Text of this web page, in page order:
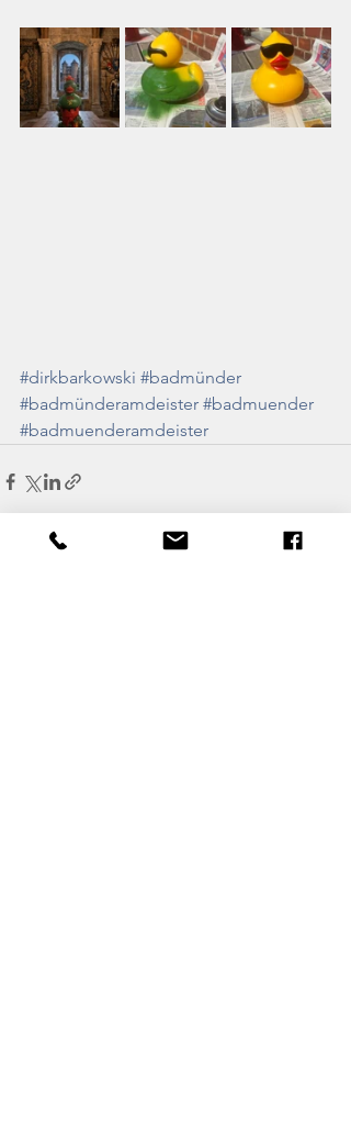
#dirkbarkowski #badmünder
#badmünderamdeister #badmuender
#badmuenderamdeister